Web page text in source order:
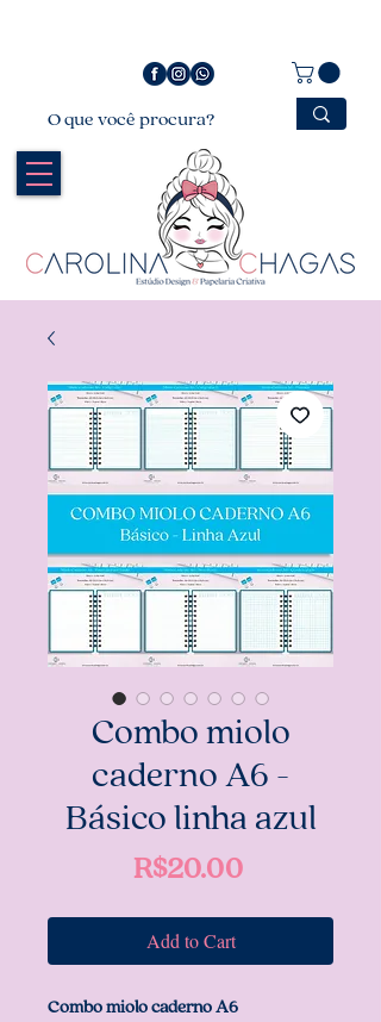
Combo miolo
caderno A6 -
Básico linha azul
R$20.00Price
Add to Cart
Combo miolo caderno A6